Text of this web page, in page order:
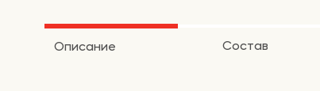
Описание Состав